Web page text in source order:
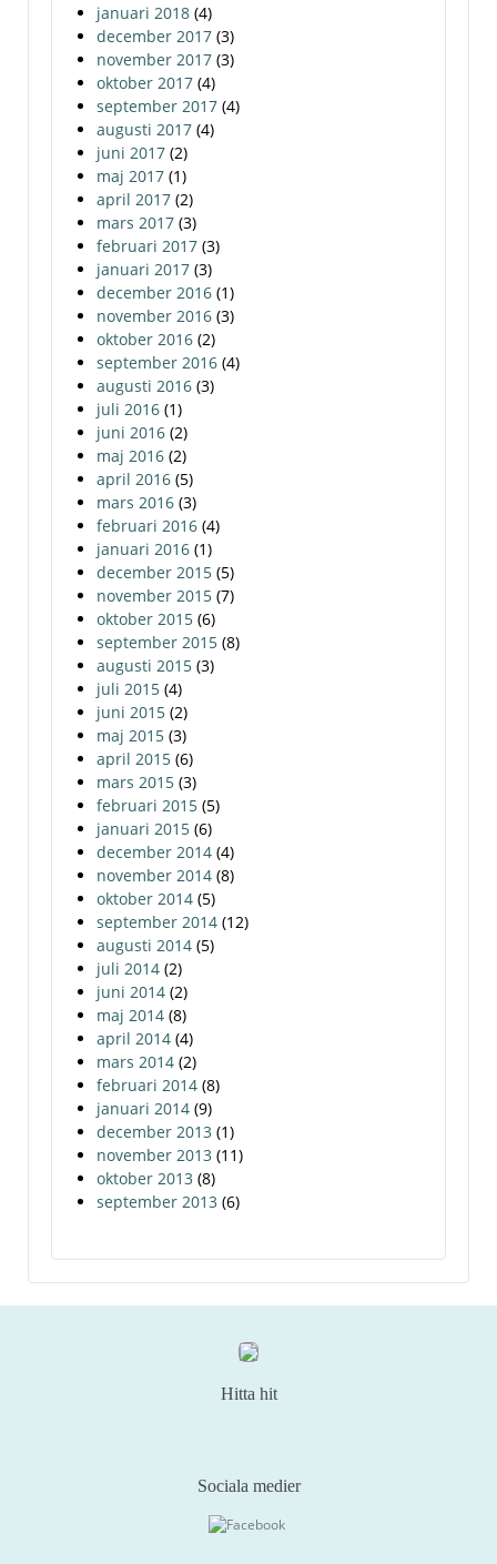
januari 2018 (4)
december 2017 (3)
november 2017 (3)
oktober 2017 (4)
september 2017 (4)
augusti 2017 (4)
juni 2017 (2)
maj 2017 (1)
april 2017 (2)
mars 2017 (3)
februari 2017 (3)
januari 2017 (3)
december 2016 (1)
november 2016 (3)
oktober 2016 (2)
september 2016 (4)
augusti 2016 (3)
juli 2016 (1)
juni 2016 (2)
maj 2016 (2)
april 2016 (5)
mars 2016 (3)
februari 2016 (4)
januari 2016 (1)
december 2015 (5)
november 2015 (7)
oktober 2015 (6)
september 2015 (8)
augusti 2015 (3)
juli 2015 (4)
juni 2015 (2)
maj 2015 (3)
april 2015 (6)
mars 2015 (3)
februari 2015 (5)
januari 2015 (6)
december 2014 (4)
november 2014 (8)
oktober 2014 (5)
september 2014 (12)
augusti 2014 (5)
juli 2014 (2)
juni 2014 (2)
maj 2014 (8)
april 2014 (4)
mars 2014 (2)
februari 2014 (8)
januari 2014 (9)
december 2013 (1)
november 2013 (11)
oktober 2013 (8)
september 2013 (6)
Hitta hit
Sociala medier